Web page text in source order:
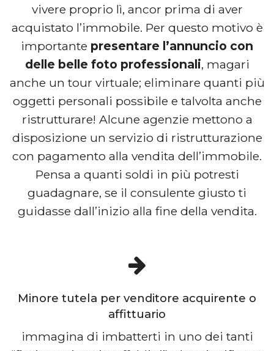
vivere proprio lì, ancor prima di aver
acquistato l’immobile. Per questo motivo è
importante presentare l’annuncio con
delle belle foto professionali, magari
anche un tour virtuale; eliminare quanti più
oggetti personali possibile e talvolta anche
ristrutturare! Alcune agenzie mettono a
disposizione un servizio di ristrutturazione
con pagamento alla vendita dell’immobile.
Pensa a quanti soldi in più potresti
guadagnare, se il consulente giusto ti
guidasse dall’inizio alla fine della vendita.
Minore tutela per venditore acquirente o
affittuario
immagina di imbatterti in uno dei tanti